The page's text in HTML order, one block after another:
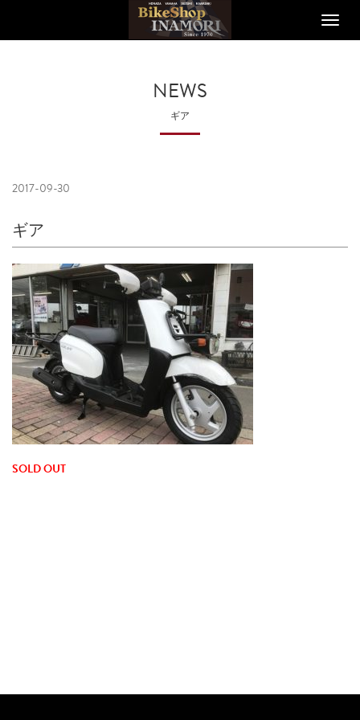
Toggle
NEWS
ギア
2017-09-30
ギア
SOLD OUT